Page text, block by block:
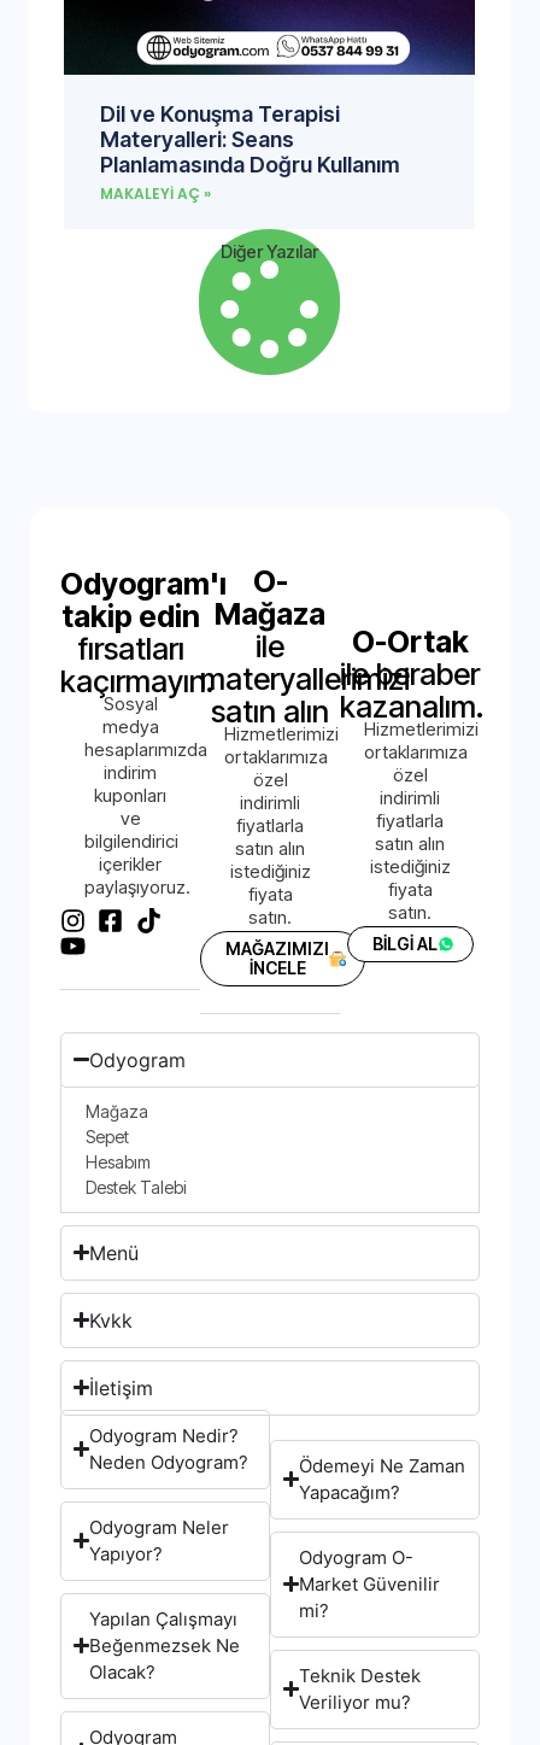
Dil ve Konuşma Terapisi
Materyalleri: Seans
Planlamasında Doğru Kullanım
MAKALEYI AÇ »
Diğer Yazılar
Odyogram'ı
takip edin
fırsatları
kaçırmayın.
Sosyal
medya
hesaplarımızda
indirim
kuponları
ve
bilgilendirici
içerikler
paylaşıyoruz.
O-
Mağaza
ile
materyallerimizi
satın alın
Hizmetlerimizi
ortaklarımıza
özel
indirimli
fiyatlarla
satın alın
istediğiniz
fiyata
satın.
MAĞAZIMIZI
İNCELE
O-Ortak
ile beraber
kazanalım.
Hizmetlerimizi
ortaklarımıza
özel
indirimli
fiyatlarla
satın alın
istediğiniz
fiyata
satın.
BİLGİ AL
Odyogram
Mağaza
Sepet
Hesabım
Destek Talebi
Menü
Kvkk
İletişim
Odyogram Nedir?
Neden Odyogram?
Odyogram Neler
Yapıyor?
Yapılan Çalışmayı
Beğenmezsek Ne
Olacak?
Odyogram
Ödemeyi Ne Zaman
Yapacağım?
Odyogram O-
Market Güvenilir
mi?
Teknik Destek
Veriliyor mu?